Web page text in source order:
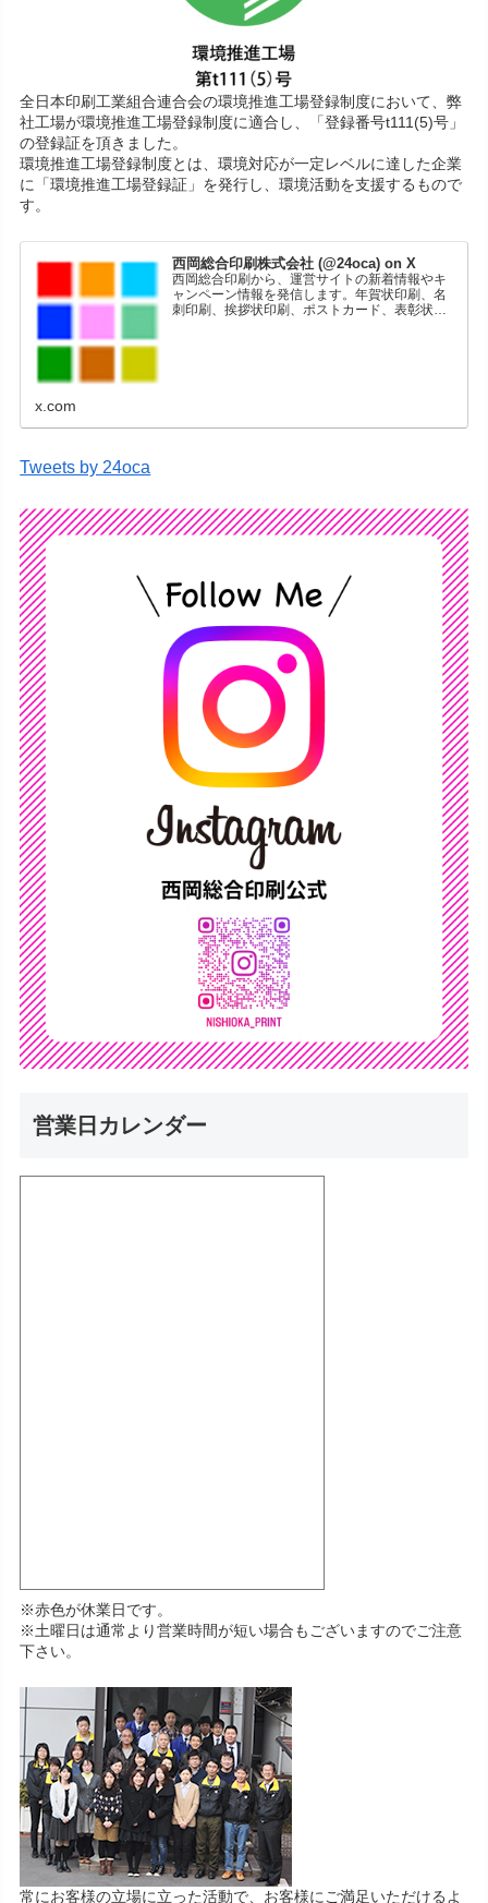
全日本印刷工業組合連合会の環境推進工場登録制度において、弊
社工場が環境推進工場登録制度に適合し、「登録番号t111(5)号」
の登録証を頂きました。
環境推進工場登録制度とは、環境対応が一定レベルに達した企業
に「環境推進工場登録証」を発行し、環境活動を支援するもので
す。
西岡総合印刷株式会社 (@24oca) on X
西岡総合印刷から、運営サイトの新着情報やキ
ャンペーン情報を発信します。年賀状印刷、名
刺印刷、挨拶状印刷、ポストカード、表彰状印
x.com
Tweets by 24oca
営業日カレンダー
※赤色が休業日です。
※土曜日は通常より営業時間が短い場合もございますのでご注意
下さい。
常にお客様の立場に立った活動で、お客様にご満足いただけるよ